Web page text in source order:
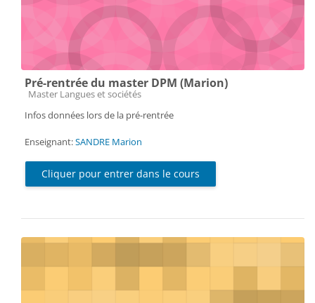
Pré-rentrée du master DPM (Marion)
Catégorie de cours
Master Langues et sociétés
Infos données lors de la pré-rentrée
Enseignant:SANDRE Marion
Cliquer pour entrer dans le cours